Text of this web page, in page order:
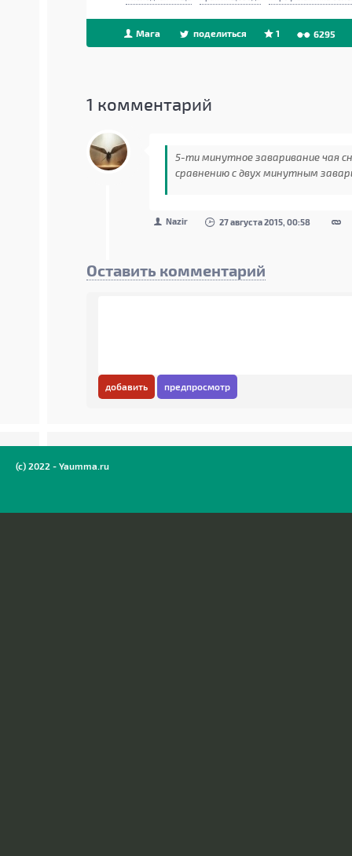
Мага поделиться 1 6295
1 комментарий
5-ти минутное заваривание чая
сравнению с двух минутным
Nazir 27 августа 2015, 00:58
Оставить комментарий
добавить предпросмотр
(c) 2022 - Yaumma.ru